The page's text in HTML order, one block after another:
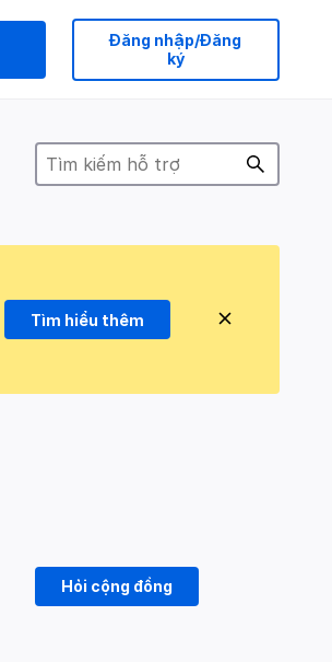
Đăng nhập/Đăng
ký
Tìm hiểu thêm
Hỏi cộng đồng